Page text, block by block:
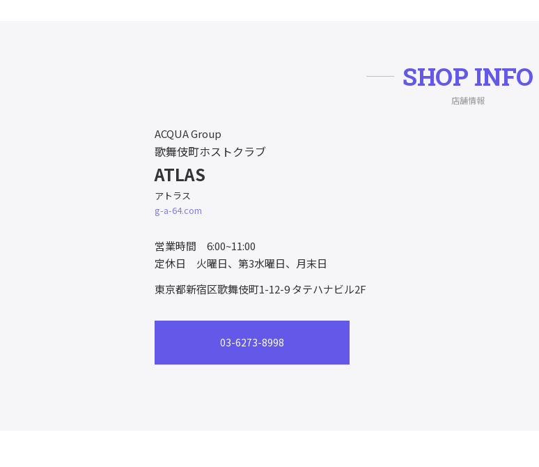
SHOP INFO
店舗情報
ACQUA Group
歌舞伎町ホストクラブ
ATLAS
アトラス
g-a-64.com
営業時間 6:00~11:00
定休日 火曜日、第3水曜日、月末日
東京都新宿区歌舞伎町1-12-9タテハナビル2F
03-6273-8998